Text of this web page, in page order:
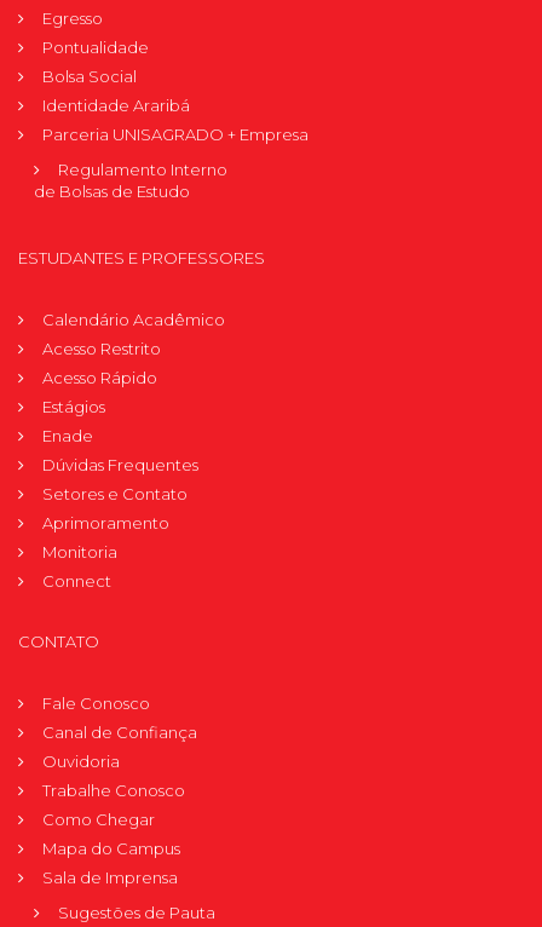
Egresso
Pontualidade
Bolsa Social
Identidade Araribá
Parceria UNISAGRADO + Empresa
Regulamento Interno
de Bolsas de Estudo
ESTUDANTES E PROFESSORES
Calendário Acadêmico
Acesso Restrito
Acesso Rápido
Estágios
Enade
Dúvidas Frequentes
Setores e Contato
Aprimoramento
Monitoria
Connect
CONTATO
Fale Conosco
Canal de Confiança
Ouvidoria
Trabalhe Conosco
Como Chegar
Mapa do Campus
Sala de Imprensa
Sugestões de Pauta